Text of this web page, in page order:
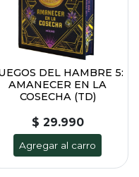
DEL HAMBRE 5:
AMANECER EN LA
COSECHA (TD)
$ 29.990
Agregar al carro